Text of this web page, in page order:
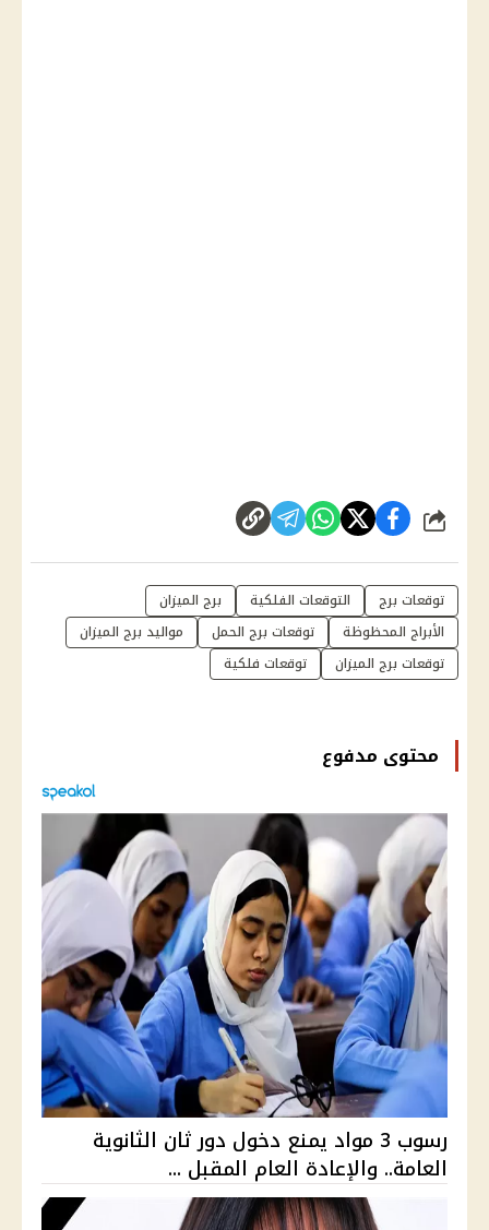
شارك
توقعات برج التوقعات الفلكية
برج الميزان
الأبراج المحظوظة
توقعات برج الحمل
مواليد برج الميزان
توقعات برج الميزان
توقعات فلكية
محتوى مدفوع
رسوب 3 مواد يمنع دخول دور ثان الثانوية
العامة.. والإعادة العام المقبل ...